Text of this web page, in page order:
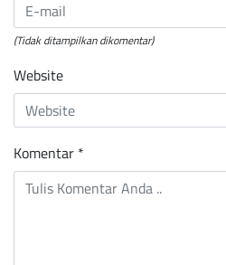
(Tidak ditampilkan dikomentar)
Website
Komentar *